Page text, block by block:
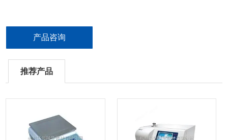
3.平衡式滑动前窗：防紫外线玻璃设计，外箱体采用优质冷轧静电涂
产品咨询
推荐产品